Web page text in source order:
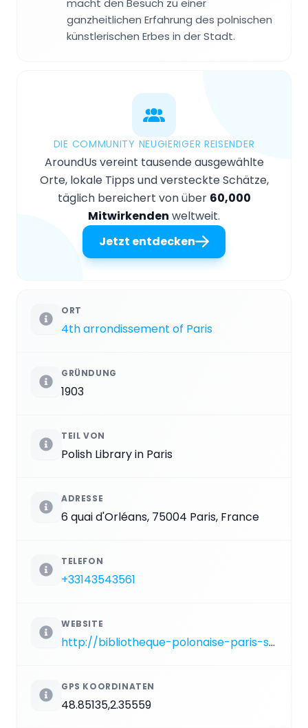
macht den Besuch zu einer
ganzheitlichen Erfahrung des polnischen
künstlerischen Erbes in der Stadt.
DIE COMMUNITY NEUGIERIGER REISENDER
AroundUs vereint tausende ausgewählte
Orte, lokale Tipps und versteckte Schätze,
täglich bereichert von über 60,000
Mitwirkenden weltweit.
Jetzt entdecken
ORT
4th arrondissement of Paris
GRÜNDUNG
1903
TEIL VON
Polish Library in Paris
ADRESSE
6 quai d'Orléans, 75004 Paris, France
TELEFON
+33143543561
WEBSITE
http://bibliotheque-polonaise-paris-shlp.fr/index.php?id_page=229
GPS KOORDINATEN
48.85135,2.35559